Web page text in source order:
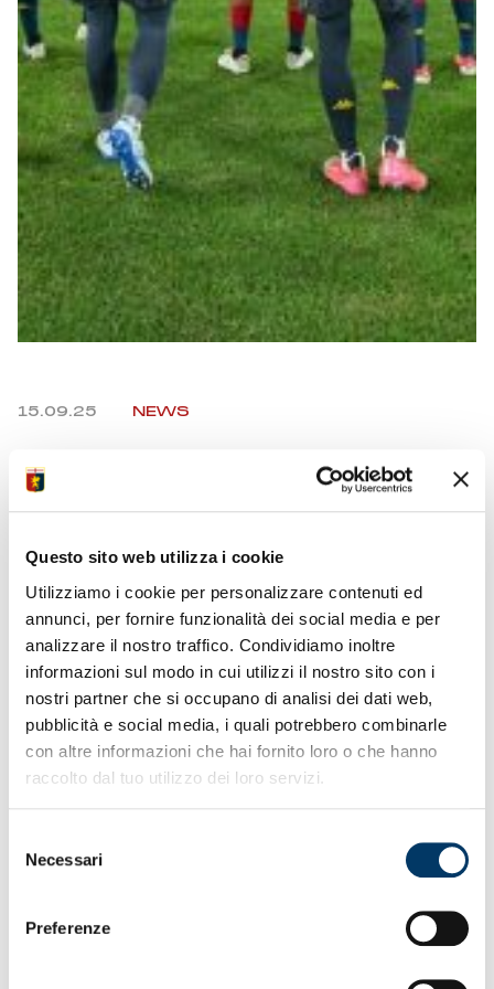
Questo sito web utilizza i cookie
Utilizziamo i cookie per personalizzare contenuti ed
annunci, per fornire funzionalità dei social media e per
analizzare il nostro traffico. Condividiamo inoltre
informazioni sul modo in cui utilizzi il nostro sito con i
nostri partner che si occupano di analisi dei dati web,
pubblicità e social media, i quali potrebbero combinarle
con altre informazioni che hai fornito loro o che hanno
raccolto dal tuo utilizzo dei loro servizi.
delNecessari
Preferenze
Summer Sale
Mare
Accessori
Party
Outlet
Helan x Genoa
15.09.25 NEWS
GENOA CFC –
ELENCO CONVOCATI
I calciatori selezionati dallo Staff Tecnico per la partita con
il Como valida per la terza giornata della Serie A Enilive
2025/26.